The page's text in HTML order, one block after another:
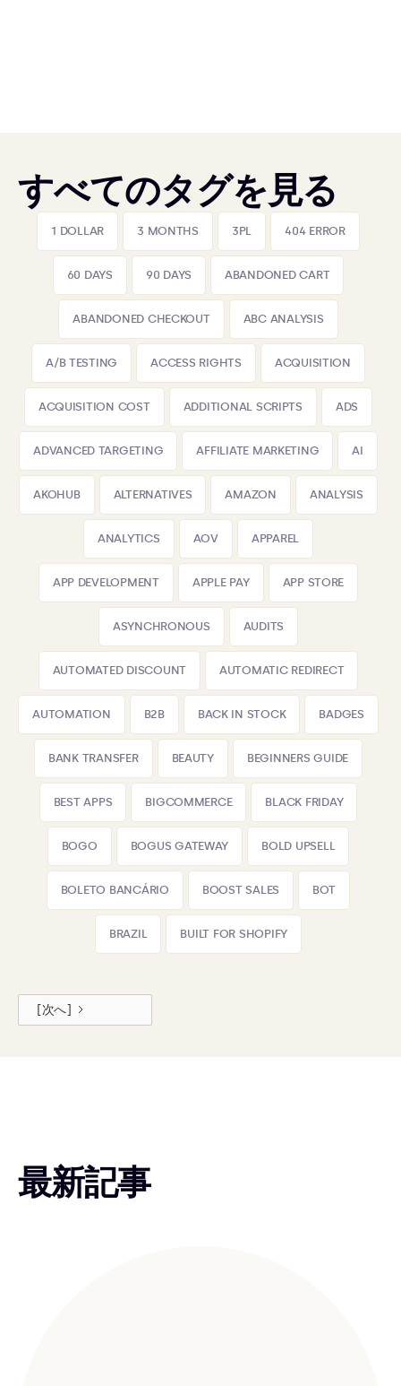
すべてのタグを見る
1 DOLLAR 3 MONTHS 3PL 404 ERROR
60 DAYS 90 DAYS ABANDONED CART
ABANDONED CHECKOUT ABC ANALYSIS
A/B TESTING ACCESS RIGHTS ACQUISITION
ACQUISITION COST ADDITIONAL SCRIPTS ADS
ADVANCED TARGETING AFFILIATE MARKETING AI
AKOHUB ALTERNATIVES AMAZON ANALYSIS
ANALYTICS AOV APPAREL
APP DEVELOPMENT APPLE PAY APP STORE
ASYNCHRONOUS AUDITS
AUTOMATED DISCOUNT AUTOMATIC REDIRECT
AUTOMATION B2B BACK IN STOCK BADGES
BANK TRANSFER BEAUTY BEGINNERS GUIDE
BEST APPS BIGCOMMERCE BLACK FRIDAY
BOGO BOGUS GATEWAY BOLD UPSELL
BOLETO BANCÁRIO BOOST SALES BOT
BRAZIL BUILT FOR SHOPIFY
[次へ]
最新記事